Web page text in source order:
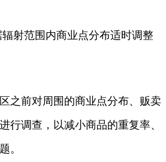
辐射范围内商业点分布适时调整
之前对周围的商业点分布、贩卖
行调查，以减小商品的重复率、
。